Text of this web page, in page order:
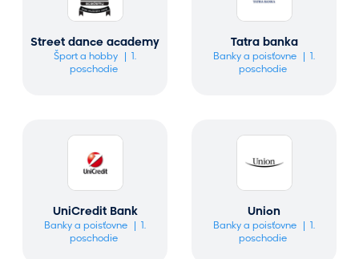
Street dance academy
Šport a hobby
1.
poschodie
Tatra banka
Banky a poisťovne
1.
poschodie
UniCredit Bank
Banky a poisťovne
1.
poschodie
Union
Banky a poisťovne
1.
poschodie